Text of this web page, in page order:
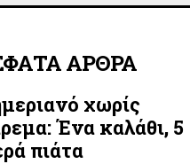
ΑΡΘΡΑ
χωρίς
Ένα καλάθι, 5
πιάτα